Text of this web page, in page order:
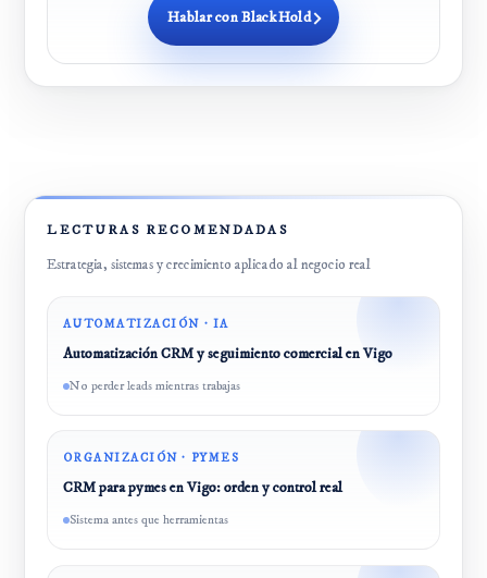
Hablar con BlackHold
LECTURAS RECOMENDADAS
Estrategia, sistemas y crecimiento aplicado al negocio real
AUTOMATIZACIÓN · IA
Automatización CRM y seguimiento comercial en Vigo
No perder leads mientras trabajas
ORGANIZACIÓN · PYMES
CRM para pymes en Vigo: orden y control real
Sistema antes que herramientas